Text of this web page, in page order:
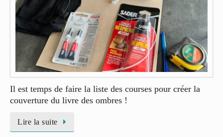
Il est temps de faire la liste des courses pour créer la
couverture du livre des ombres !
Lire la suite